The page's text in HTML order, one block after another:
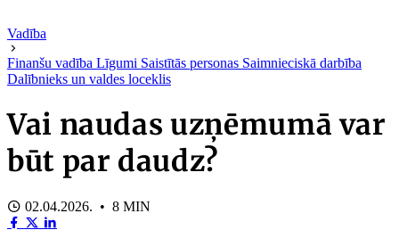
Vadība
Finanšu vadība Līgumi Saistītās personas Saimnieciskā darbība
Dalībnieks un valdes loceklis
Vai naudas uzņēmumā var
būt par daudz?
02.04.2026. • 8 MIN